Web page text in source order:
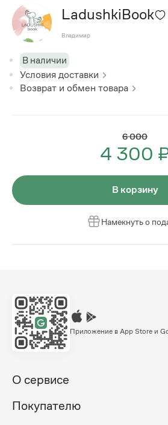
LadushkiBook
Владимир
В наличии
Условия доставки
Возврат и обмен товара
6 000
4 300
В корзину
Намекнуть о
Приложение в App Store и
О сервисе
Покупателю